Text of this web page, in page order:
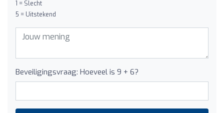
1 = Slecht
5 = Uitstekend
Beveiligingsvraag: Hoeveel is 9 + 6?